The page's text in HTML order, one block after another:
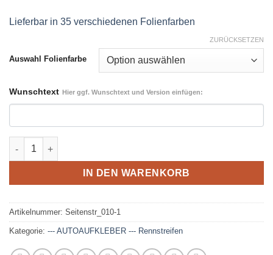
Lieferbar in 35 verschiedenen Folienfarben
Auswahl Folienfarbe
ZURÜCKSETZEN
Wunschtext Hier ggf. Wunschtext und Version einfügen:
Ford Mustang Seitenstreifen - Classics Single Menge
IN DEN WARENKORB
Artikelnummer: Seitenstr_010-1
Kategorie: --- AUTOAUFKLEBER --- Rennstreifen